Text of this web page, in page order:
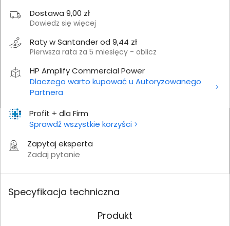
Profit + dla Firm
Sprawdź wszystkie korzyści
Zapytaj eksperta
Zadaj pytanie
Dostawa 9,00 zł
Dowiedz się więcej
Raty w Santander od 9,44 zł
Pierwsza rata za 5 miesięcy - oblicz
HP Amplify Commercial Power
Dlaczego warto kupować u Autoryzowanego
Partnera
Specyfikacja techniczna
Produkt